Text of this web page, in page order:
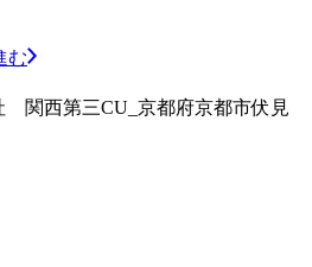
む
関西第三CU_京都府京都市伏見